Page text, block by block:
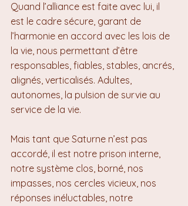
Quand l’alliance est faite avec lui, il
est le cadre sécure, garant de
l’harmonie en accord avec les lois de
la vie, nous permettant d’être
responsables, fiables, stables, ancrés,
alignés, verticalisés. Adultes,
autonomes, la pulsion de survie au
service de la vie.
Mais tant que Saturne n’est pas
accordé, il est notre prison interne,
notre système clos, borné, nos
impasses, nos cercles vicieux, nos
réponses inéluctables, notre